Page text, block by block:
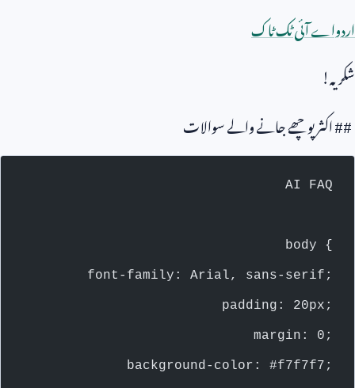
اردواے آئی ٹک ٹاک
شکریہ!
## اکثر پوچھے جانے والے سوالات
AI FAQ
    body {
        font-family: Arial, sans-serif;
        padding: 20px;
        margin: 0;
        background-color: #f7f7f7;